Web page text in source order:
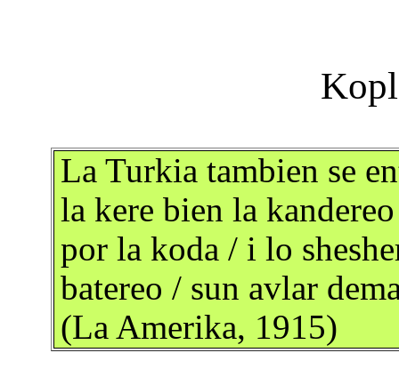
La Turkia tambien se
la kere bien la
por la koda / i lo
batereo / sun avlar
(La Amerika, 1915)